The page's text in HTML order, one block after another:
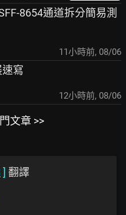
8654通道拆分簡易測
11小時前, 08/06
速寫
12小時前, 08/06
文章 >>
] 翻譯